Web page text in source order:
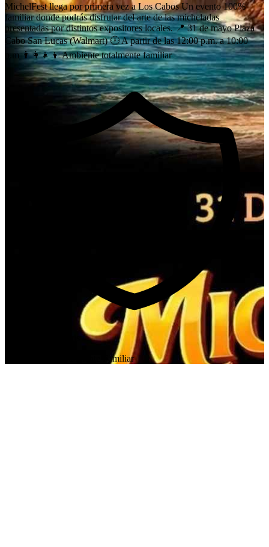
MichelFest llega por primera vez a Los Cabos Un evento 100%
familiar donde podrás disfrutar del arte de las micheladas
presentadas por distintos expositores locales. 📍 31 de mayo Plaza
Cabo San Lucas (Walmart) 🕛 A partir de las 12:00 p.m. a 10:00
p.m 👨‍👩‍👧‍👦 Ambiente totalmente familiar
Este evento es totalmente Familiar